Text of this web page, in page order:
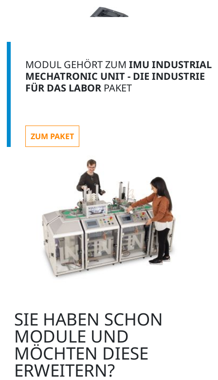
LM9532
Werkstück-Oberteil weiß
LM9521
Werkstück-Oberteil schwarz
1
Werkstück-Unterteil weiß
MODUL GEHÖRT ZUM IMU INDUSTRIAL
MECHATRONIC UNIT - DIE INDUSTRIE
FÜR DAS LABORPAKET
ZUM PAKET
SIE HABEN SCHON
MODULE UND
MÖCHTEN DIESE
ERWEITERN?